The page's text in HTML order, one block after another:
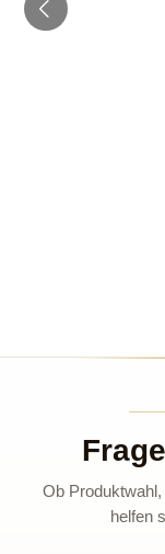
Ob
helfen